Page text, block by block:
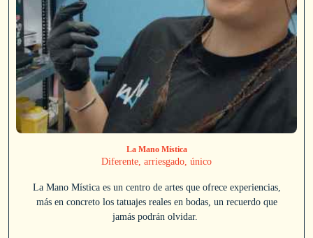
La Mano Mística
Diferente, arriesgado, único
La Mano Mística es un centro de artes que ofrece experiencias,
más en concreto los tatuajes reales en bodas, un recuerdo que
jamás podrán olvidar.